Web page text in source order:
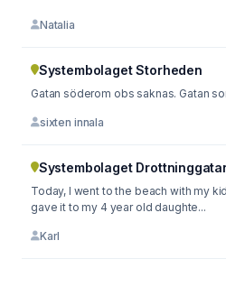
Natalia
Systembolaget Storheden
Gatan söderom obs saknas. Gatan
sixten innala
Systembolaget
Today, I went to the beach with my
gave it to my 4 year old daughte...
Karl